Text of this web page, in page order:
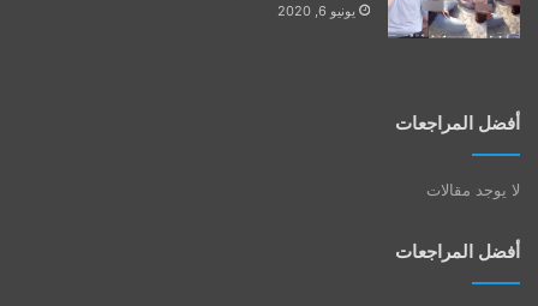
يونيو 6, 2020
أفضل المراجعات
لا يوجد مقالات
أفضل المراجعات